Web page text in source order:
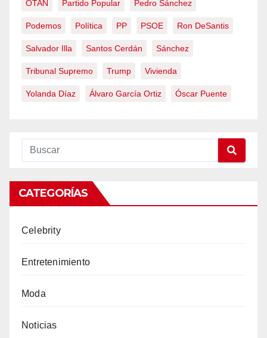
OTAN Partido Popular Pedro Sánchez
Podemos Política PP PSOE Ron DeSantis
Salvador Illa Santos Cerdán Sánchez
Tribunal Supremo Trump Vivienda
Yolanda Díaz Álvaro García Ortiz Óscar Puente
CATEGORÍAS
Celebrity
Entretenimiento
Moda
Noticias